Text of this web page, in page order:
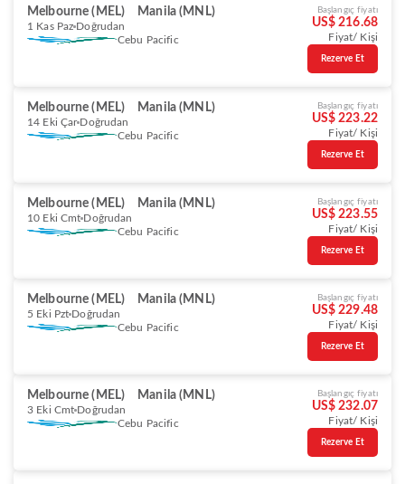
Melbourne (MEL) Manila (MNL)
1 Kas Paz Doğrudan
Cebu Pacific
Başlangıç fiyatı
US$ 216.68
Fiyat/ Kişi
Rezerve Et
Melbourne (MEL) Manila (MNL)
14 Eki Çar Doğrudan
Cebu Pacific
Başlangıç fiyatı
US$ 223.22
Fiyat/ Kişi
Rezerve Et
Melbourne (MEL) Manila (MNL)
10 Eki Cmt Doğrudan
Cebu Pacific
Başlangıç fiyatı
US$ 223.55
Fiyat/ Kişi
Rezerve Et
Melbourne (MEL) Manila (MNL)
5 Eki Pzt Doğrudan
Cebu Pacific
Başlangıç fiyatı
US$ 229.48
Fiyat/ Kişi
Rezerve Et
Melbourne (MEL) Manila (MNL)
3 Eki Cmt Doğrudan
Cebu Pacific
Başlangıç fiyatı
US$ 232.07
Fiyat/ Kişi
Rezerve Et